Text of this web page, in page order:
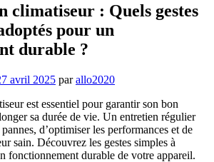
climatiseur : Quels gestes
pour un
durable ?
7 avril 2025 parallo2020
est essentiel pour garantir son bon
sa durée de vie. Un entretien régulier
d’optimiser les performances et de
sain. Découvrez les gestes simples à
fonctionnement durable de votre appareil.